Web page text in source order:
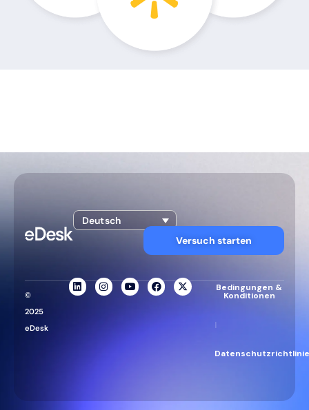
Deutsch
Versuch starten
©
2025
eDesk
Bedingungen &
Konditionen
|
Datenschutzrichtlinie